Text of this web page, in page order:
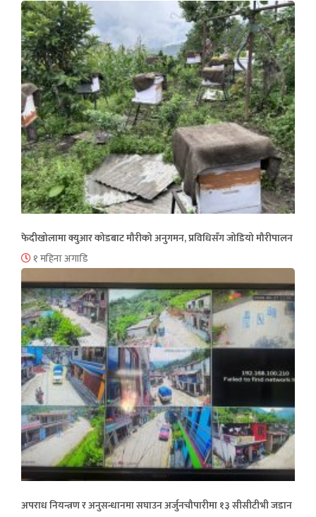
फेदीखोलामा क्युआर कोडबाट मौरीको अनुगमन, प्रविधिसँग जोडियो मौरीपालन
१ महिना अगाडि
अपराध नियन्त्रण र अनुसन्धानमा सघाउन अर्जुनचौपारीमा १३ सीसीटीभी जडान